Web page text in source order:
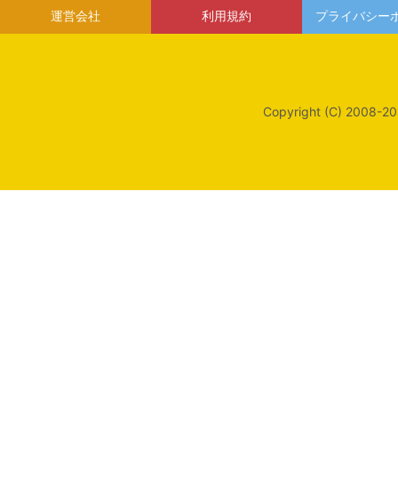
運営会社 利用規約 プライバシー
Copyright (C) 2008-